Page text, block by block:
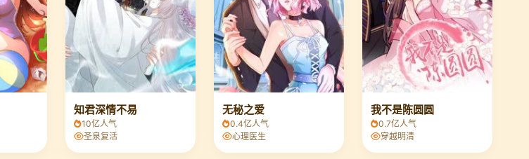
知君深情不易
10亿人气
圣泉复活
无秘之爱
0.4亿人气
心理医生
我不是陈圆圆
0.7亿人气
穿越明清